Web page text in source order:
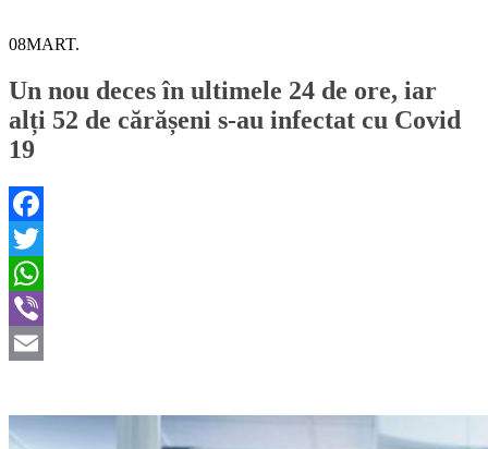
08MART.
Un nou deces în ultimele 24 de ore, iar
alți 52 de cărășeni s-au infectat cu Covid
19
Facebook
Twitter
WhatsApp
Viber